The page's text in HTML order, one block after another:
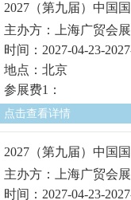
2027（第九届）中国
主办方：上海广贸会
时间：2027-04-23-
地点：北京
参展费1：
点击查看详情
2027（第九届）中国
主办方：上海广贸会
时间：2027-04-23-